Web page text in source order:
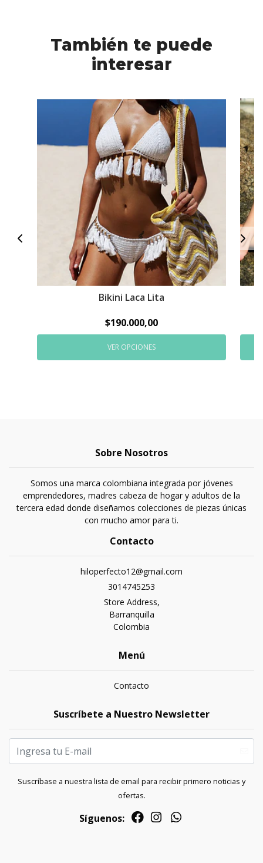
También te puede
interesar
Bikini Laca Lita
$190.000,00
VER OPCIONES
Sobre Nosotros
Somos una marca colombiana integrada por jóvenes
emprendedores, madres cabeza de hogar y adultos de la
tercera edad donde diseñamos colecciones de piezas únicas
con mucho amor para ti.
Contacto
hiloperfecto12@gmail.com
3014745253
Store Address,
Barranquilla
Colombia
Menú
Contacto
Suscríbete a Nuestro Newsletter
Suscríbase a nuestra lista de email para recibir primero noticias y
ofertas.
Síguenos: